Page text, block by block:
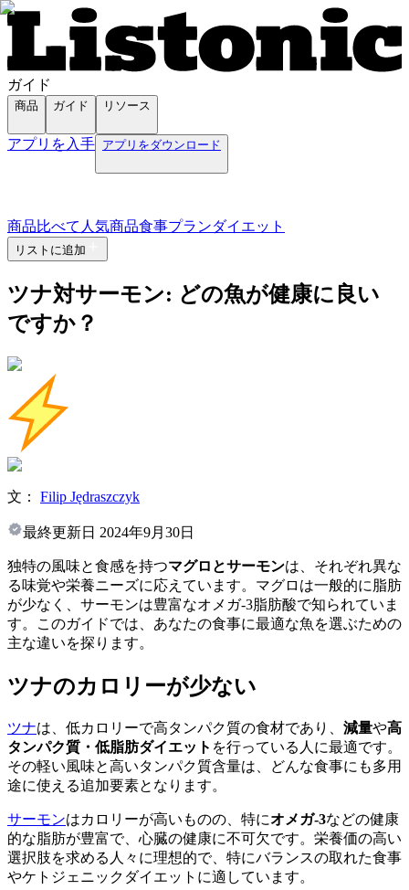
ガイド
商品 ガイド リソース
アプリを入手 アプリをダウンロード
商品比べて 人気商品食事プランダイエット
リストに追加
ツナ対サーモン: どの魚が健康に良い
ですか？
文： Filip Jędraszczyk
最終更新日 2024年9月30日
独特の風味と食感を持つマグロとサーモンは、それぞれ異な
る味覚や栄養ニーズに応えています。マグロは一般的に脂肪
が少なく、サーモンは豊富なオメガ-3脂肪酸で知られていま
す。このガイドでは、あなたの食事に最適な魚を選ぶための
主な違いを探ります。
ツナのカロリーが少ない
ツナは、低カロリーで高タンパク質の食材であり、 減量や高
タンパク質・低脂肪ダイエット を行っている人に最適です。
その軽い風味と高いタンパク質含量は、どんな食事にも多用
途に使える追加要素となります。
サーモンはカロリーが高いものの、特にオメガ-3などの健康
的な脂肪が豊富で、心臓の健康に不可欠です。栄養価の高い
選択肢を求める人々に理想的で、特にバランスの取れた食事
やケトジェニックダイエットに適しています。